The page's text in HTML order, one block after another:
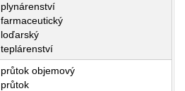
plynárenství
farmaceutický
loďarský
teplárenství
průtok objemový
průtok